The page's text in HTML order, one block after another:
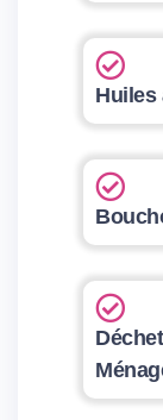
Huiles